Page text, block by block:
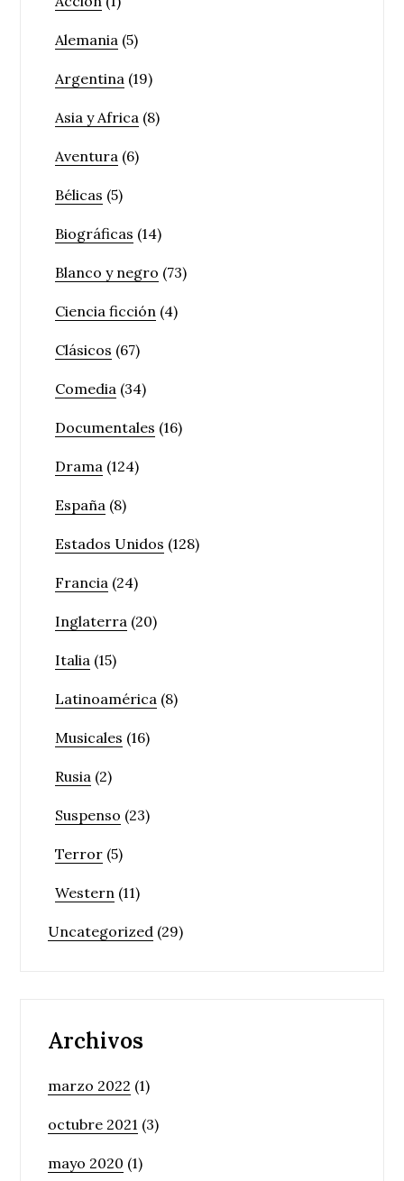
Alemania (5)
Argentina (19)
Asia y Africa (8)
Aventura (6)
Bélicas (5)
Biográficas (14)
Blanco y negro (73)
Ciencia ficción (4)
Clásicos (67)
Comedia (34)
Documentales (16)
Drama (124)
España (8)
Estados Unidos (128)
Francia (24)
Inglaterra (20)
Italia (15)
Latinoamérica (8)
Musicales (16)
Rusia (2)
Suspenso (23)
Terror (5)
Western (11)
Uncategorized (29)
Archivos
marzo 2022 (1)
octubre 2021 (3)
mayo 2020 (1)